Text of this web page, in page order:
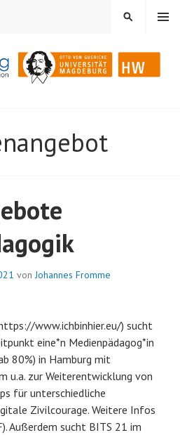
MENÜ
SUCHEN
vonJohannes Fromme
www.ichbinhier.eu/) sucht
eine*n Medienpädagog*in
80%) in Hamburg mit
u.a. zur Weiterentwicklung von
für unterschiedliche
Zivilcourage. Weitere Infos
Außerdem sucht BITS 21 im